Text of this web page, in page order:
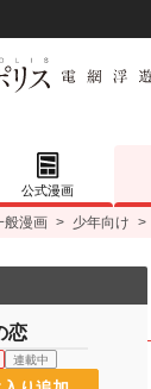
公式漫画
般漫画 > 少年向け >
恋
連載中